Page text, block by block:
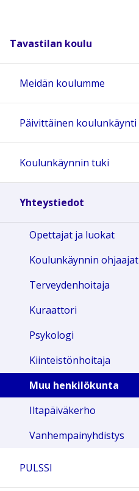
Tavastilan koulu
Meidän koulumme
Päivittäinen koulunkäynti
Koulunkäynnin tuki
Yhteystiedot
Opettajat ja luokat
Koulunkäynnin ohjaajat
Terveydenhoitaja
Kuraattori
Psykologi
Kiinteistönhoitaja
Muu henkilökunta
Iltapäiväkerho
Vanhempainyhdistys
PULSSI